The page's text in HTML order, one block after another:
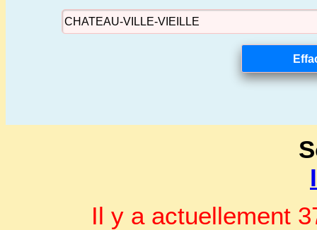
Il y a actuellement